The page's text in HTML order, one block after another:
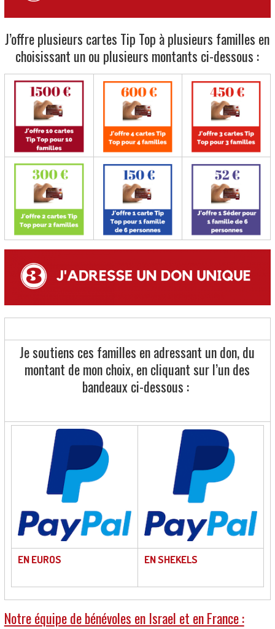
J’offre plusieurs cartes Tip Top à plusieurs familles en
choisissant un ou plusieurs montants ci-dessous :
Je soutiens ces familles en adressant un don, du
montant de mon choix, en cliquant sur l’un des
bandeaux ci-dessous :
EN EUROS EN SHEKELS
Notre équipe de bénévoles en Israel et en France :